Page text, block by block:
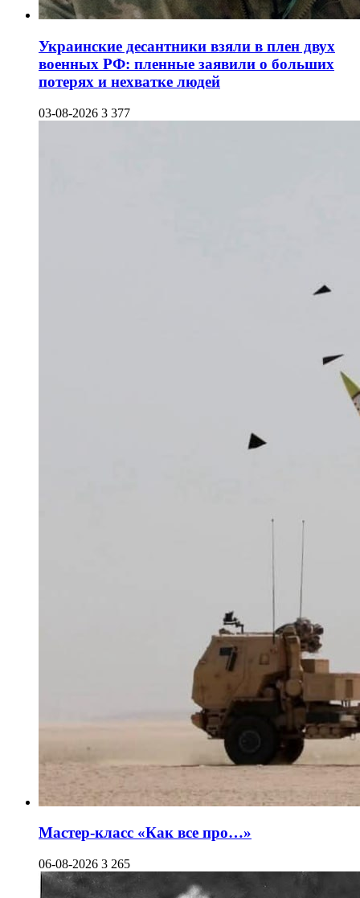
Украинские десантники взяли в плен двух
военных РФ: пленные заявили о больших
потерях и нехватке людей
03-08-2026 3 377
Мастер-класс «Как все про…»
06-08-2026 3 265